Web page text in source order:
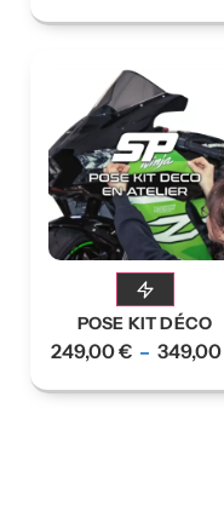
POSE KIT DÉCO
249,00€ – 349,00